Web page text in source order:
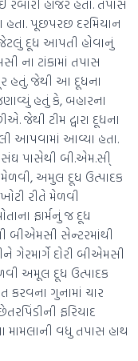
રબારી હાજર હતા. તપાસ
હતા. પૂછપરછ દરમિયાન
દૂધ આપતી હોવાનું
ના ટાંકામાં તપાસ
હતું. જેથી આ દૂધના
હતું કે, બહારના
જેથી ટીમ દ્વારા દૂધના
આપવામાં આવ્યા હતા.
પાસેથી બી.એમ.સી્
અમુલ દૂધ ઉત્પાદક
રીતે મેળવી
ફાર્મનું જ દૂધ
બીએમસી સેન્ટરમાંથી
ગેરમાર્ગે દોરી બીએમસી
અમૂલ દૂધ ઉત્પાદક
કરવના ગુનામાં ચાર
ફરિયાદ
મામલાની વધુ તપાસ હાથ